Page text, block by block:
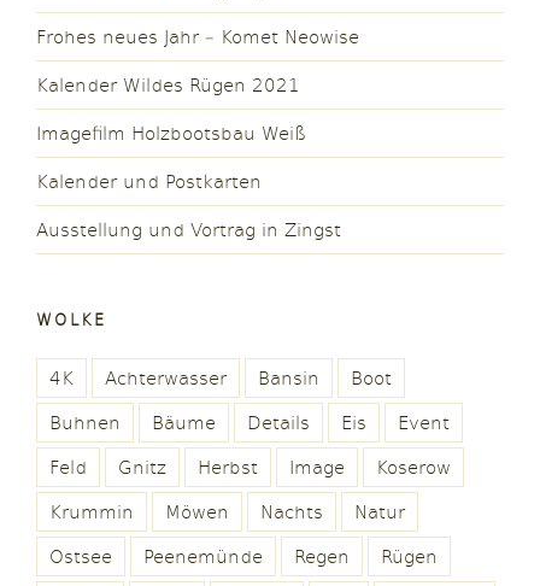
Frohes neues Jahr – Komet Neowise
Kalender Wildes Rügen 2021
Imagefilm Holzbootsbau Weiß
Kalender und Postkarten
Ausstellung und Vortrag in Zingst
WOLKE
4K Achterwasser Bansin
Boot
Buhnen
Bäume Details Eis
Event
Feld
Gnitz Herbst Image
Koserow
Krummin
Möwen Nachts
Natur
Ostsee
Peenemünde Regen
Rügen